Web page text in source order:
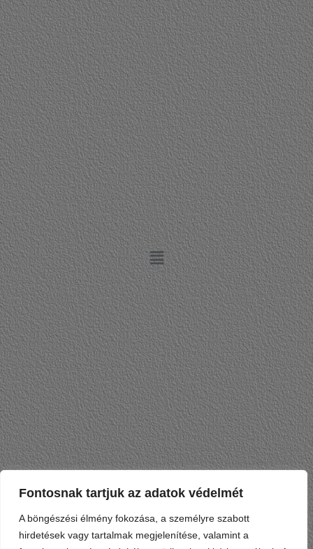
Fontosnak tartjuk az adatok védelmét
A böngészési élmény fokozása, a személyre szabott
hirdetések vagy tartalmak megjelenítése, valamint a